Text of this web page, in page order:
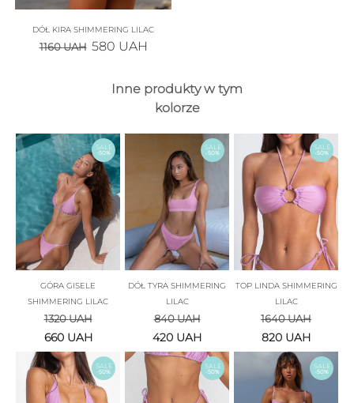
DÓŁ KIRA SHIMMERING LILAC
1160UAH 580 UAH
Inne produkty w tym
kolorze
SALE
-50%
GÓRA GISELE
SHIMMERING LILAC
1320UAH
660 UAH
SALE
-50%
DÓŁ TYRA SHIMMERING
LILAC
840UAH
420 UAH
SALE
-50%
TOP LINDA SHIMMERING
LILAC
1640UAH
820 UAH
SALE
-50%
SALE
-50%
SALE
-50%